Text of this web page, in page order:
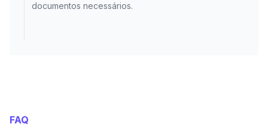
documentos necessários.
FAQ